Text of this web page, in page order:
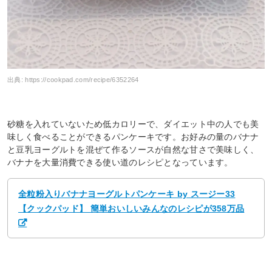
出典:https://cookpad.com/recipe/6352264
砂糖を入れていないため低カロリーで、ダイエット中の人でも美
味しく食べることができるパンケーキです。お好みの量のバナナ
と豆乳ヨーグルトを混ぜて作るソースが自然な甘さで美味しく、
バナナを大量消費できる使い道のレシピとなっています。
全粒粉入りバナナヨーグルトパンケーキ by スージー33
【クックパッド】 簡単おいしいみんなのレシピが358万品